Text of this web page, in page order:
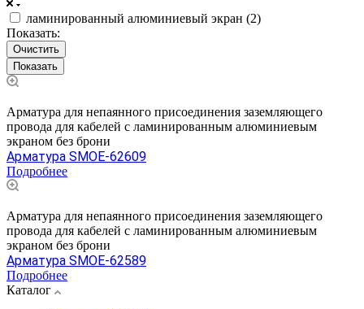
ламинированный алюминиевый экран (2)
Показать:
Очистить
Арматура для непаянного присоединения заземляющего
провода для кабелей с ламинированным алюминиевым
экраном без брони
Арматура SMOE-62609
Подробнее
Арматура для непаянного присоединения заземляющего
провода для кабелей с ламинированным алюминиевым
экраном без брони
Арматура SMOE-62589
Подробнее
Каталог